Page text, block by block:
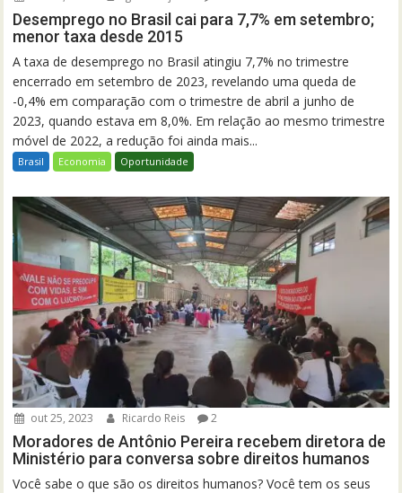
Desemprego no Brasil cai para 7,7% em setembro;
menor taxa desde 2015
A taxa de desemprego no Brasil atingiu 7,7% no trimestre
encerrado em setembro de 2023, revelando uma queda de
-0,4% em comparação com o trimestre de abril a junho de
2023, quando estava em 8,0%. Em relação ao mesmo trimestre
móvel de 2022, a redução foi ainda mais...
Brasil Economia Oportunidade
out 25, 2023 Ricardo Reis 2
Moradores de Antônio Pereira recebem diretora de
Ministério para conversa sobre direitos humanos
Você sabe o que são os direitos humanos? Você tem os seus